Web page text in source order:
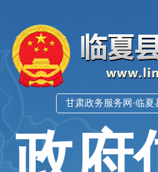
甘肃政务服务网·临夏